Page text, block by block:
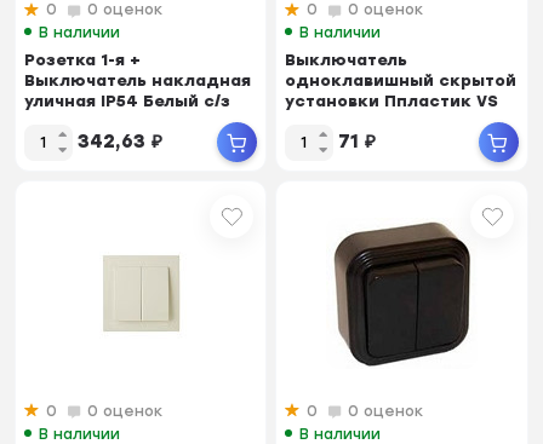
0
0 оценок
В наличии
Розетка 1-я +
Выключатель накладная
уличная IP54 Белый с/з
342,63 ₽
0
0 оценок
В наличии
Выключатель
одноклавишный скрытой
установки Ппластик VS
71 ₽
0
0 оценок
В наличии
0
0 оценок
В наличии